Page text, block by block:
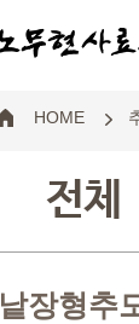
HOME
전체
낱장형추